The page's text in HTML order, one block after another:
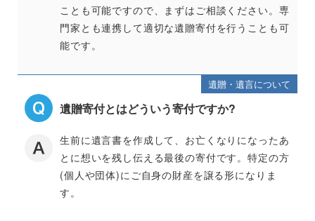
ことも可能ですので、まずはご相談ください。専
門家とも連携して適切な遺贈寄付を行うことも可
能です。
遺贈・遺言について
遺贈寄付とはどういう寄付ですか?
生前に遺言書を作成して、お亡くなりになったあ
とに想いを残し伝える最後の寄付です。特定の方
(個人や団体)にご自身の財産を譲る形になりま
す。